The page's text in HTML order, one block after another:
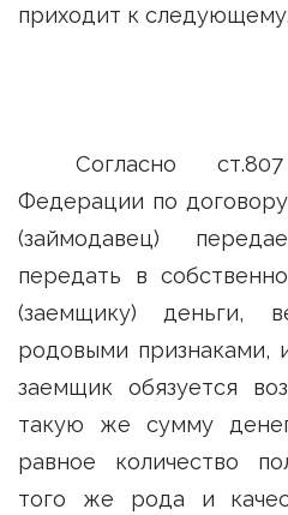
приходит к следующему.
Согласно
Федерации по
(займодавец)
передать в
(заемщику) деньги,
родовыми признаками,
заемщик обязуется
такую же сумму
равное количество
того же рода и